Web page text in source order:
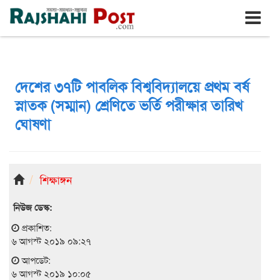
রাজশাহী বৃহঃস্পতিবার, ৬ই আগস্ট ২০২৬, ২৩শে শ্রাবণ ১৪৩৩
দেশের ৩৭টি পাবলিক বিশ্ববিদ্যালয়ে প্রথম বর্ষ
স্নাতক (সম্মান) শ্রেণিতে ভর্তি পরীক্ষার তারিখ
ঘোষণা
শিক্ষাঙ্গন
নিউজ ডেস্ক:
প্রকাশিত:
৬ আগস্ট ২০১৯ ০৯:২৭
আপডেট:
৬ আগস্ট ২০১৯ ১০:০৫